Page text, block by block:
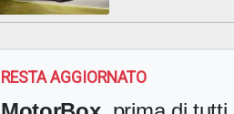
RESTA AGGIORNATO